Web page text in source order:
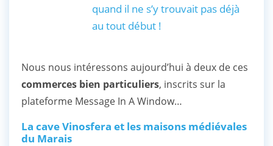
quand il ne s’y trouvait pas déjà
au tout début !
Nous nous intéressons aujourd’hui à deux de ces
commerces bien particuliers, inscrits sur la
plateforme Message In A Window…
La cave Vinosfera et les maisons médiévales
du Marais